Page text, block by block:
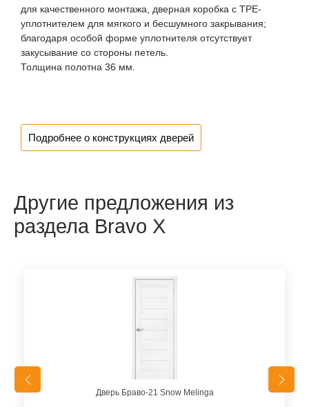
для качественного монтажа, дверная коробка с TPE-
уплотнителем для мягкого и бесшумного закрывания;
благодаря особой форме уплотнителя отсутствует
закусывание со стороны петель.
Толщина полотна 36 мм.
Подробнее о конструкциях дверей
Другие предложения из
раздела Bravo X
Дверь Браво-21 Snow Melinga